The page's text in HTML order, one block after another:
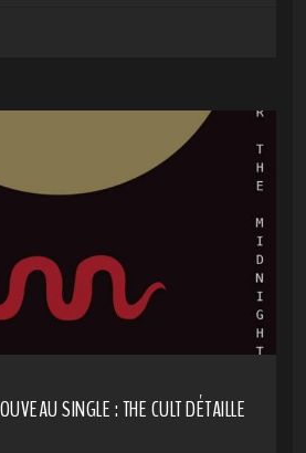
SINGLE : THE CULT DÉTAILLE